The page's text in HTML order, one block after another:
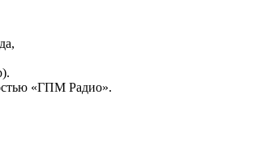
«ГПМ Радио».